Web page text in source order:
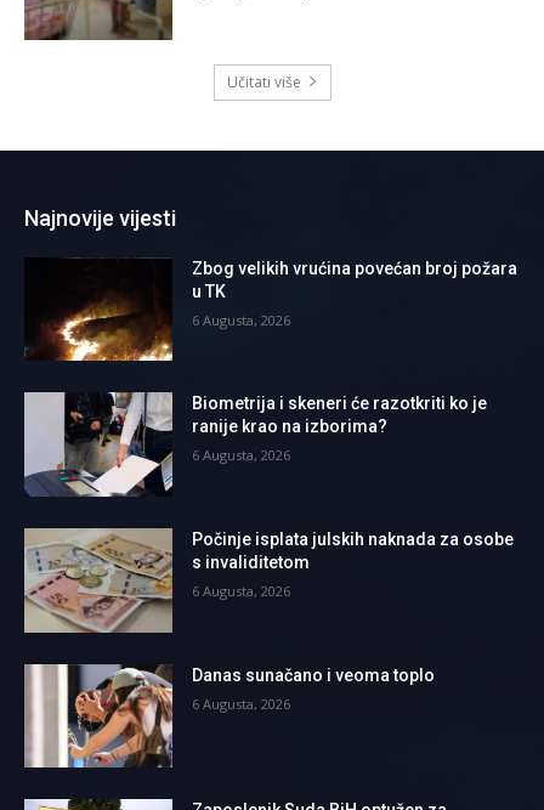
Učitati više
Najnovije vijesti
Zbog velikih vrućina povećan broj požara
u TK
6 Augusta, 2026
Biometrija i skeneri će razotkriti ko je
ranije krao na izborima?
6 Augusta, 2026
Počinje isplata julskih naknada za osobe
s invaliditetom
6 Augusta, 2026
Danas sunačano i veoma toplo
6 Augusta, 2026